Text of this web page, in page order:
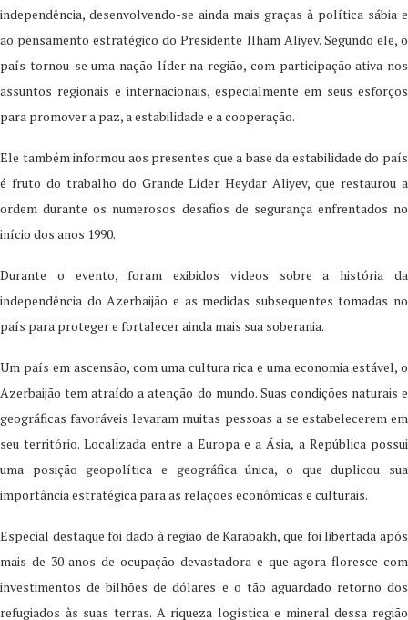
independência, desenvolvendo-se ainda mais graças à política sábia e
ao pensamento estratégico do Presidente Ilham Aliyev. Segundo ele, o
país tornou-se uma nação líder na região, com participação ativa nos
assuntos regionais e internacionais, especialmente em seus esforços
para promover a paz, a estabilidade e a cooperação.
Ele também informou aos presentes que a base da estabilidade do país
é fruto do trabalho do Grande Líder Heydar Aliyev, que restaurou a
ordem durante os numerosos desafios de segurança enfrentados no
início dos anos 1990.
Durante o evento, foram exibidos vídeos sobre a história da
independência do Azerbaijão e as medidas subsequentes tomadas no
país para proteger e fortalecer ainda mais sua soberania.
Um país em ascensão, com uma cultura rica e uma economia estável, o
Azerbaijão tem atraído a atenção do mundo. Suas condições naturais e
geográficas favoráveis levaram muitas pessoas a se estabelecerem em
seu território. Localizada entre a Europa e a Ásia, a República possui
uma posição geopolítica e geográfica única, o que duplicou sua
importância estratégica para as relações econômicas e culturais.
Especial destaque foi dado à região de Karabakh, que foi libertada após
mais de 30 anos de ocupação devastadora e que agora floresce com
investimentos de bilhões de dólares e o tão aguardado retorno dos
refugiados às suas terras. A riqueza logística e mineral dessa região